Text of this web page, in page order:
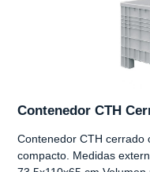
Contenedor CTH
Contenedor CTH cerrado
compacto. Medidas